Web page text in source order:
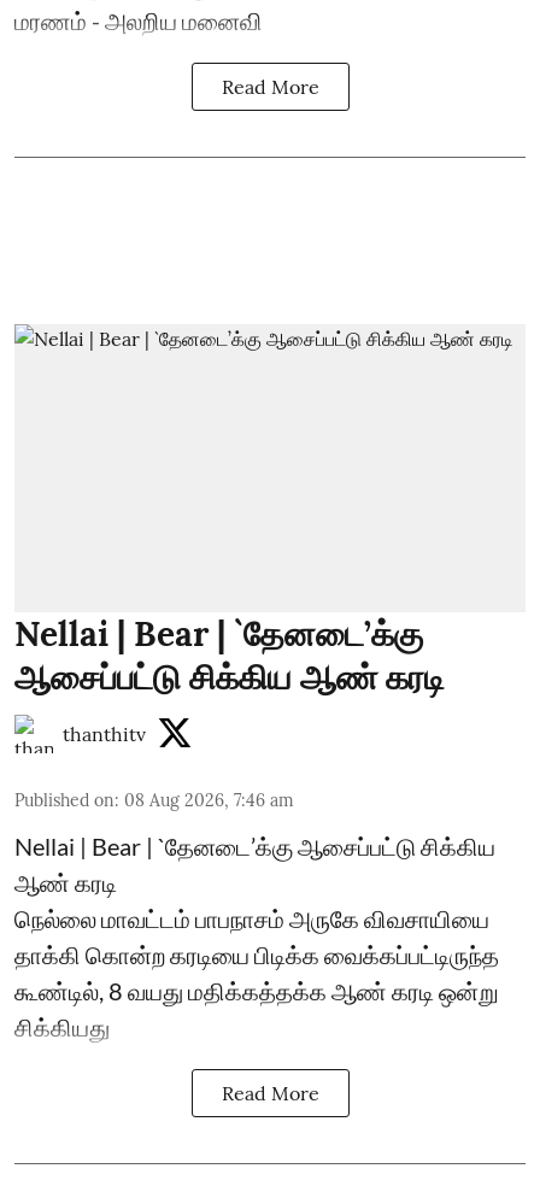
மரணம் - அலறிய மனைவி
Read More
Nellai | Bear | `தேனடை’க்கு
ஆசைப்பட்டு சிக்கிய ஆண் கரடி
thanthitv
Published on: 08 Aug 2026, 7:46 am
Nellai | Bear | `தேனடை’க்கு ஆசைப்பட்டு சிக்கிய
ஆண் கரடி
நெல்லை மாவட்டம் பாபநாசம் அருகே விவசாயியை
தாக்கி கொன்ற கரடியை பிடிக்க வைக்கப்பட்டிருந்த
கூண்டில், 8 வயது மதிக்கத்தக்க ஆண் கரடி ஒன்று
சிக்கியது
Read More